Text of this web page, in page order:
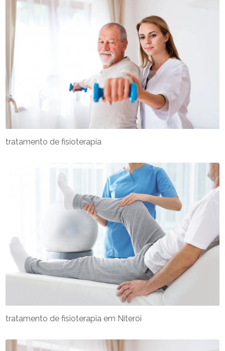
tratamento de fisioterapia em Niterói
tratamento de fisioterapia